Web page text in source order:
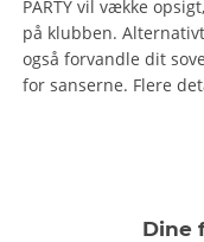
PARTY vil vække
på klubben.
også forvandle dit
for sanserne. Flere
Dine